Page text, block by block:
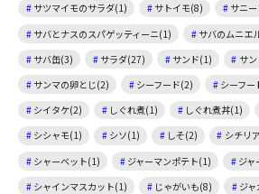
サツマイモのサラダ(1)
サトイモ(8) サニ
サバとナスのスパゲッティーニ(1)
サバのムニエ
サバ缶(3)
サラダ(27) サンド(1) サ
サンマの卵とじ(2)
シーフード(2)
シーフ
シイタケ(2)
しぐれ煮(1) しぐれ煮丼(1)
シシャモ(1)
シソ(1) しそ(2) シチリ
シャーベット(1)
ジャーマンポテト(1)
ジ
シャインマスカット(1)
じゃがいも(8)
ジ